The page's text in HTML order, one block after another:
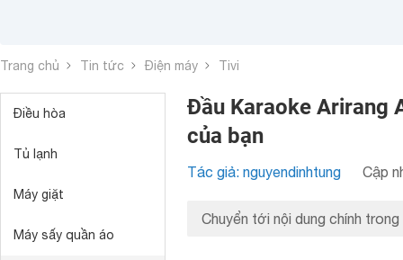
Trang chủ Tin tức Điện máy Tivi
Điều hòa
Tủ lạnh
Máy giặt
Máy sấy quần áo
Đầu Karaoke Arirang
của bạn
Tác giả: nguyendinhtung Cập
Chuyển tới nội dung chính trong